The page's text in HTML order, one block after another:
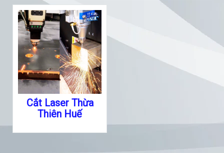
Cắt Laser Thừa
Thiên Huế